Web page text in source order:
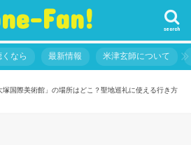
Fan! search
なら 最新情報 米津玄師について
国際美術館」の場所はどこ？聖地巡礼に使える行き方